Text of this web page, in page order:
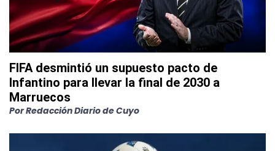
FIFA desmintió un supuesto pacto de
Infantino para llevar la final de 2030 a
Marruecos
PorRedacción Diario de Cuyo